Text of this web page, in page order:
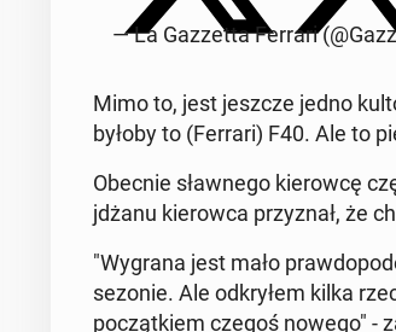
— La Gazzetta Ferrari
Mimo to, jest jeszcze jedno
byłoby to (Ferrari) F40. Ale to
Obecnie sławnego kierow­cę
jdżanu kierow­ca przyz­nał, że
"Wygrana jest mało
sezonie. Ale od­kryłem kilka
początkiem czegoś nowego" -